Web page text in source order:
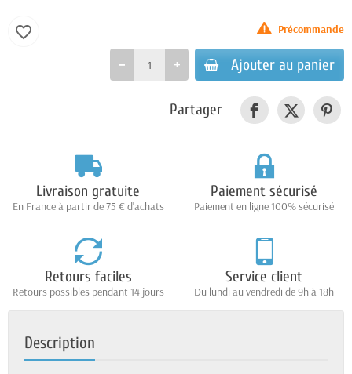
Précommande
Ajouter au panier
favorite_border
Partager
Livraison gratuite
En France à partir de 75 € d'achats
Paiement sécurisé
Paiement en ligne 100% sécurisé
Retours faciles
Retours possibles pendant 14 jours
Service client
Du lundi au vendredi de 9h à 18h
Description